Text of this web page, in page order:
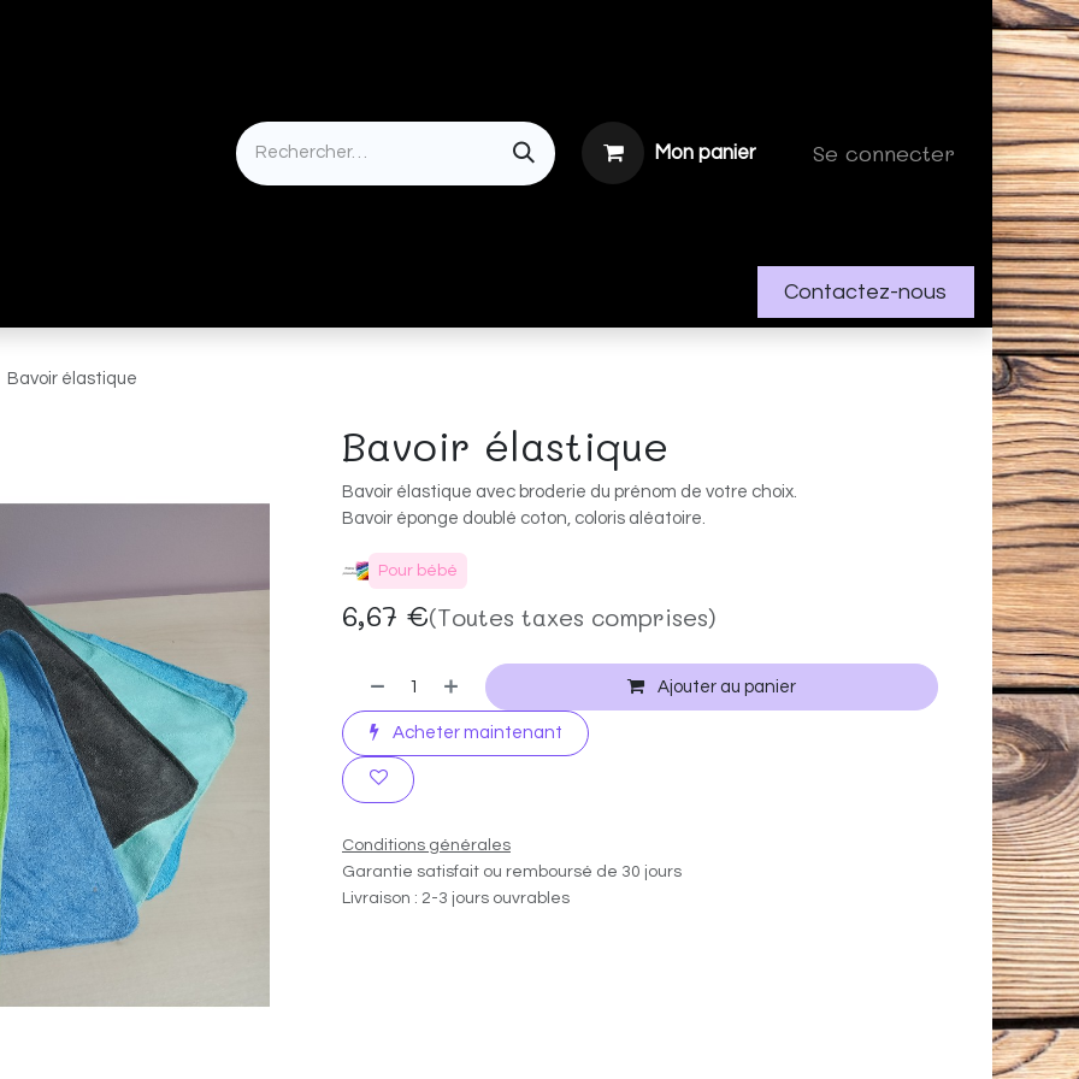
Mon panier Se connecter
Contactez-nous
Bavoir élastique
Bavoir élastique
Bavoir élastique avec broderie du prénom de votre choix.
Bavoir éponge doublé coton, coloris aléatoire.
Pour bébé
6,67 €(Toutes taxes comprises)
Ajouter au panier
Acheter maintenant
Conditions générales
Garantie satisfait ou remboursé de 30 jours
Livraison : 2-3 jours ouvrables